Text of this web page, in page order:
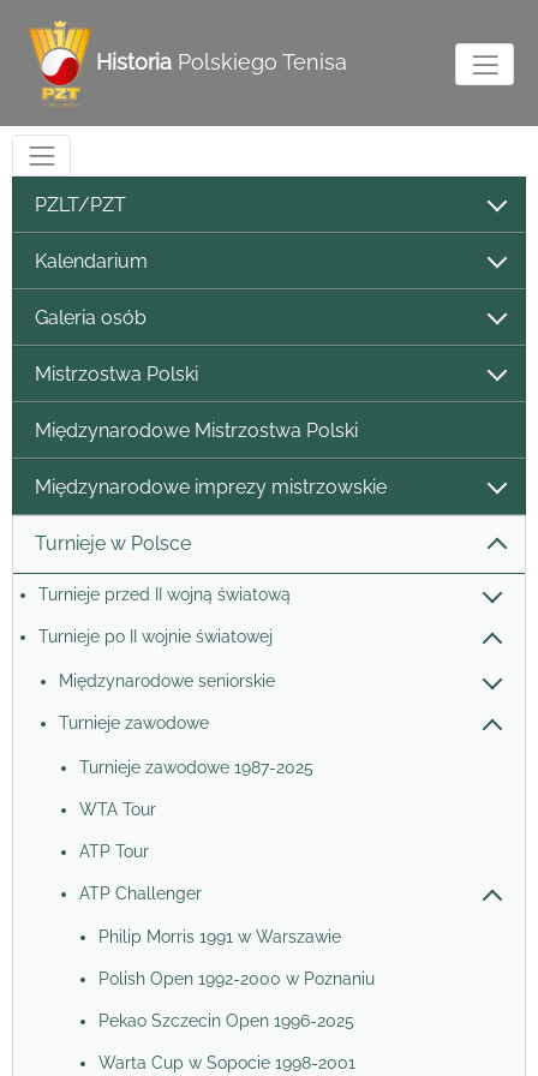
Historia Polskiego Tenisa
PZLT/PZT
Kalendarium
Galeria osób
Mistrzostwa Polski
Międzynarodowe Mistrzostwa Polski
Międzynarodowe imprezy mistrzowskie
Turnieje w Polsce
Turnieje przed II wojną światową
Turnieje po II wojnie światowej
Międzynarodowe seniorskie
Turnieje zawodowe
Turnieje zawodowe 1987-2025
WTA Tour
ATP Tour
ATP Challenger
Philip Morris 1991 w Warszawie
Polish Open 1992-2000 w Poznaniu
Pekao Szczecin Open 1996-2025
Warta Cup w Sopocie 1998-2001